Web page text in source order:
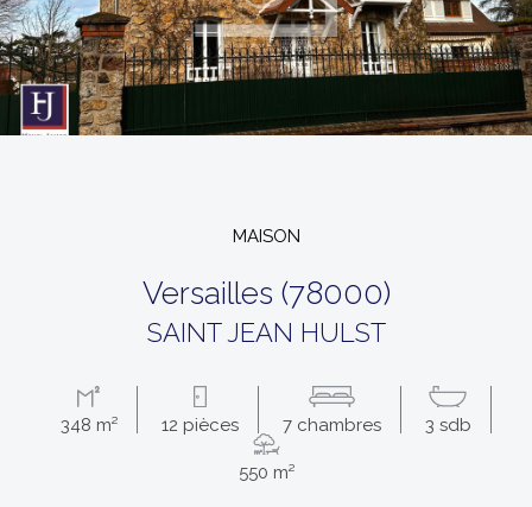
MAISON
versailles (78000)
SAINT JEAN HULST
348 m² 12 pièces 7 chambres 3 sdb
550 m²